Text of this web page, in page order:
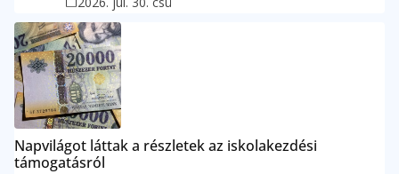
Napvilágot láttak a részletek az iskolakezdési
támogatásról